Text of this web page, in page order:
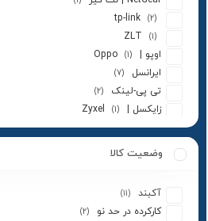
tp-link (2)
ZLT (1)
اوپو | Oppo (1)
ایرانسل (7)
تی پی-لینک (2)
زایکسل | Zyxel (1)
عمانتل | Omantel (1)
(2)
هوآوی
وضعیت کالا
آکبند (11)
کارکرده در حد نو (2)